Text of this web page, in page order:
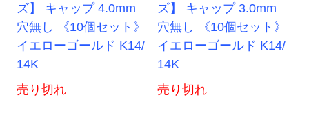
ズ】 キャップ 4.0mm
穴無し 《10個セット》
イエローゴールド K14/
14K
売り切れ
ズ】 キャップ 3.0mm
穴無し 《10個セット》
イエローゴールド K14/
14K
売り切れ